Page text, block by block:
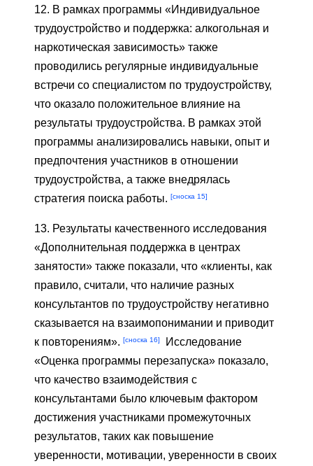
12. В рамках программы «Индивидуальное
трудоустройство и поддержка: алкогольная и
наркотическая зависимость» также
проводились регулярные индивидуальные
встречи со специалистом по трудоустройству,
что оказало положительное влияние на
результаты трудоустройства. В рамках этой
программы анализировались навыки, опыт и
предпочтения участников в отношении
трудоустройства, а также внедрялась
стратегия поиска работы. [сноска 15]
13. Результаты качественного исследования
«Дополнительная поддержка в центрах
занятости» также показали, что «клиенты, как
правило, считали, что наличие разных
консультантов по трудоустройству негативно
сказывается на взаимопонимании и приводит
к повторениям». [сноска 16]
Исследование
«Оценка программы перезапуска» показало,
что качество взаимодействия с
консультантами было ключевым фактором
достижения участниками промежуточных
результатов, таких как повышение
уверенности, мотивации, уверенности в своих